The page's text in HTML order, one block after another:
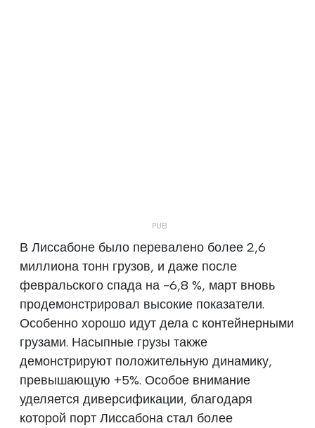
В Лиссабоне было перевалено более 2,6
миллиона тонн грузов, и даже после
февральского спада на -6,8 %, март вновь
продемонстрировал высокие показатели.
Особенно хорошо идут дела с контейнерными
грузами. Насыпные грузы также
демонстрируют положительную динамику,
превышающую +5%. Особое внимание
уделяется диверсификации, благодаря
которой порт Лиссабона стал более